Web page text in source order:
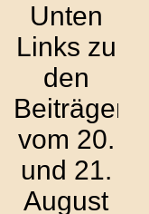
Unten
Links zu
den
Beiträgen
vom 20.
und 21.
August